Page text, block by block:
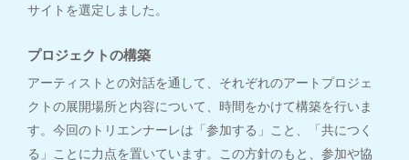
サイトを選定しました。
プロジェクトの構築
アーティストとの対話を通して、それぞれのアートプロジェ
クトの展開場所と内容について、時間をかけて構築を行いま
す。今回のトリエンナーレは「参加する」こと、「共につく
る」ことに力点を置いています。この方針のもと、参加や協